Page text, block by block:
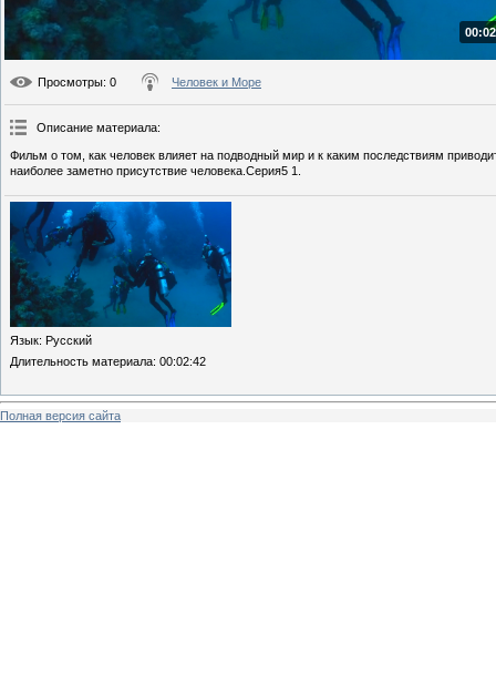
Просмотры: 0 Человек и Море
Описание материала:
Фильм о том, как человек влияет на подводный мир и к каким последствиям
наиболее заметно присутствие человека.Серия5 1.
Язык: Русский
Длительность материала: 00:02:42
Полная версия сайта